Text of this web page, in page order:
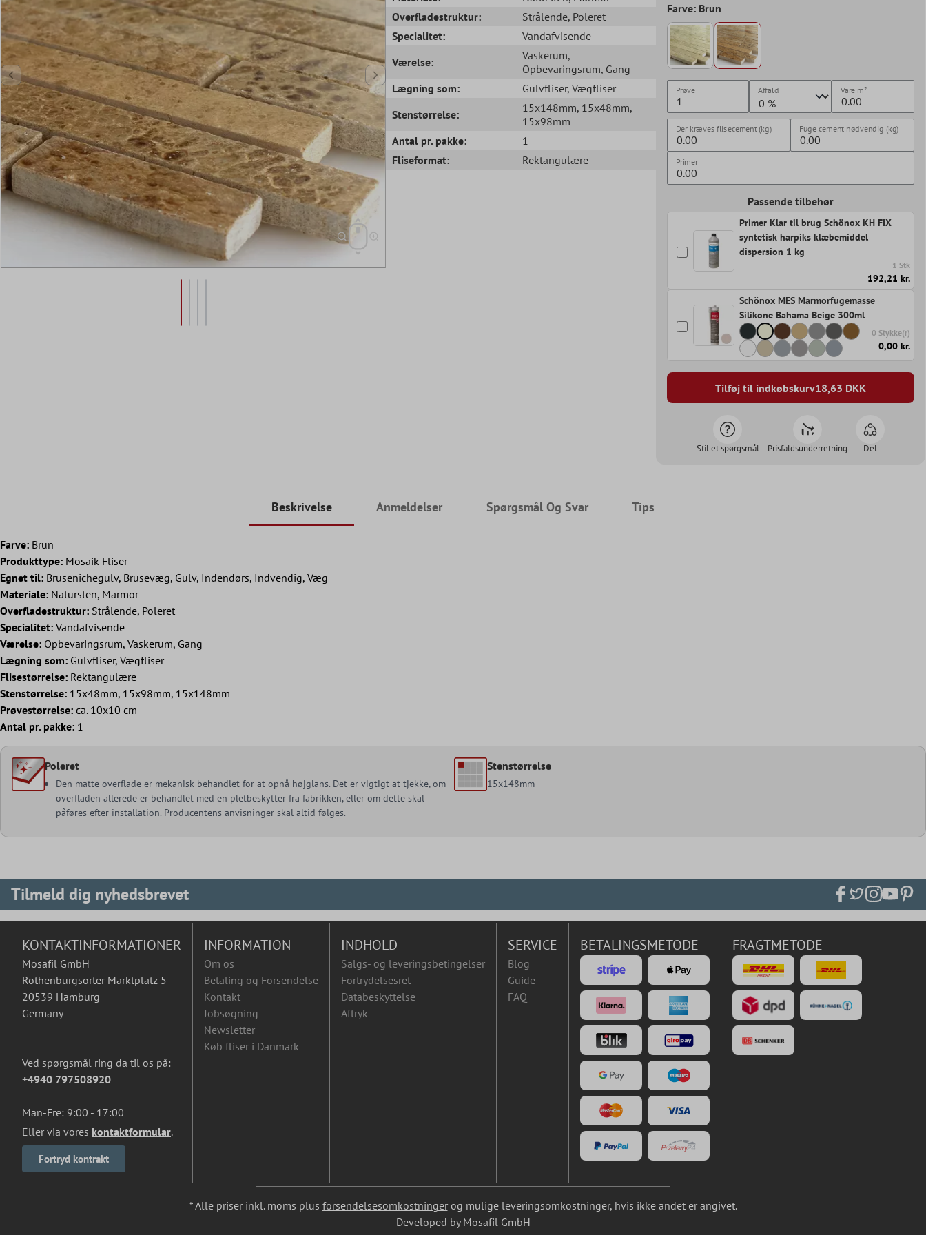
Overfladestruktur:
Strålende, Poleret
Specialitet:
Vandafvisende
Værelse:
Vaskerum,
Opbevaringsrum, Gang
Lægning som:
Gulvfliser, Vægfliser
Stenstørrelse:
15x148mm, 15x48mm,
15x98mm
Antal pr. pakke:
1
Fliseformat:
Rektangulære
Farve: Brun
Prøve Affald Vare m²
Der kræves flisecement (kg) Fuge cement nødvendig (kg)
Primer
Passende tilbehør
Primer Klar til brug Schönox KH FIX
syntetisk harpiks klæbemiddel
dispersion 1 kg
1 Stk
192,21 kr.
Schönox MES Marmorfugemasse
Silikone Bahama Beige 300ml
0 Stykke(r)
0,00 kr.
Tilføj til indkøbskurv18,63 DKK
Stil et spørgsmål Prisfaldsunderretning Del
Beskrivelse Anmeldelser Spørgsmål Og Svar Tips
Farve: Brun
Produkttype: Mosaik Fliser
Egnet til: Brusenichegulv, Brusevæg, Gulv, Indendørs, Indvendig, Væg
Materiale: Natursten, Marmor
Overfladestruktur: Strålende, Poleret
Specialitet: Vandafvisende
Værelse: Opbevaringsrum, Vaskerum, Gang
Lægning som: Gulvfliser, Vægfliser
Flisestørrelse: Rektangulære
Stenstørrelse: 15x48mm, 15x98mm, 15x148mm
Prøvestørrelse: ca. 10x10 cm
Antal pr. pakke: 1
Poleret
Den matte overflade er mekanisk behandlet for at opnå højglans. Det er vigtigt at tjekke, om
overfladen allerede er behandlet med en pletbeskytter fra fabrikken, eller om dette skal
påføres efter installation. Producentens anvisninger skal altid følges.
Stenstørrelse
15x148mm
Tilmeld dig nyhedsbrevet
KONTAKTINFORMATIONER
Mosafil GmbH
Rothenburgsorter Marktplatz 5
20539 Hamburg
Germany
Ved spørgsmål ring da til os på:
+4940 797508920
Man-Fre: 9:00 - 17:00
Eller via vores kontaktformular.
Fortryd kontrakt
INFORMATION
Om os
Betaling og Forsendelse
Kontakt
Jobsøgning
Newsletter
Køb fliser i Danmark
INDHOLD
Salgs- og leveringsbetingelser
Fortrydelsesret
Databeskyttelse
Aftryk
SERVICE
Blog
Guide
FAQ
BETALINGSMETODE FRAGTMETODE
* Alle priser inkl. moms plus forsendelsesomkostningerog mulige leveringsomkostninger, hvis ikke andet er angivet.
Developed by Mosafil GmbH